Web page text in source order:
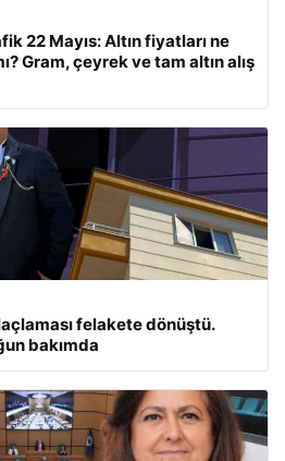
22 Mayıs: Altın fiyatları ne
Gram, çeyrek ve tam altın alış
felakete dönüştü.
bakımda